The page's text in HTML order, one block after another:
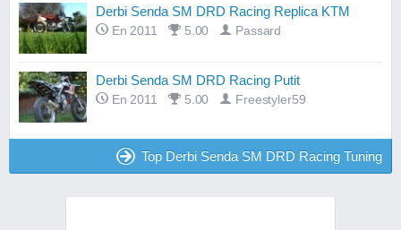
Derbi Senda SM DRD Racing Replica KTM
En 2011 5.00 Passard
Derbi Senda SM DRD Racing Putit
En 2011 5.00 Freestyler59
Top Derbi Senda SM DRD Racing Tuning